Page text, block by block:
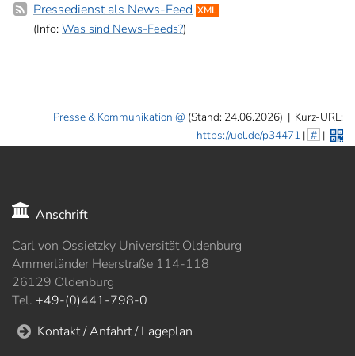
Pressedienst als News-Feed XML
(Info: Was sind News-Feeds?)
Presse & Kommunikation (Stand: 24.06.2026) | Kurz-URL:
https://uol.de/p34471 | # |
Anschrift
Carl von Ossietzky Universität Oldenburg
Ammerländer Heerstraße 114-118
26129 Oldenburg
Tel. +49-(0)441-798-0
Kontakt / Anfahrt / Lageplan